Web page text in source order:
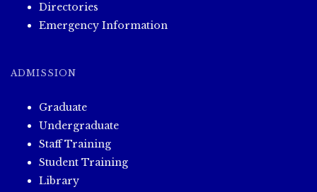
Directories
Emergency Information
ADMISSION
Graduate
Undergraduate
Staff Training
Student Training
Library